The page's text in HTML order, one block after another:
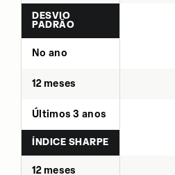
DESVIO
PADRÃO
No ano
12 meses
Últimos 3 anos
ÍNDICE SHARPE
12 meses